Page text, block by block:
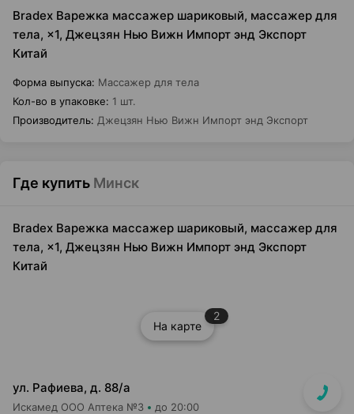
Bradex Варежка массажер шариковый, массажер для
тела, ×1, Джецзян Нью Вижн Импорт энд Экспорт
Китай
Форма выпуска: Массажер для тела
Кол-во в упаковке: 1 шт.
Производитель: Джецзян Нью Вижн Импорт энд Экспорт
Где купить Минск
Bradex Варежка массажер шариковый, массажер для
тела, ×1, Джецзян Нью Вижн Импорт энд Экспорт
Китай
На карте
2
ул. Рафиева, д. 88/а
Искамед ООО Аптека №3 до 20:00